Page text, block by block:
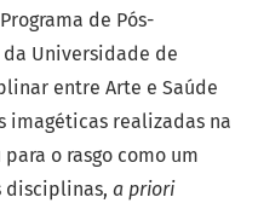
de Pós-
da Universidade de
entre Arte e Saúde
imagéticas realizadas na
o rasgo como um
disciplinas, a priori